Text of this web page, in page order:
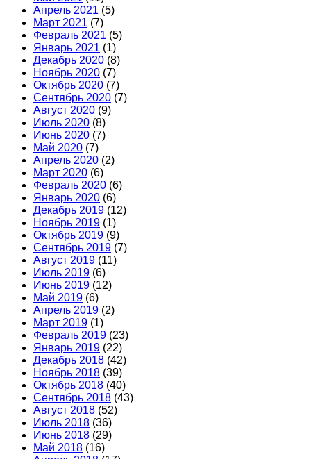
Апрель 2021 (5)
Март 2021 (7)
Февраль 2021 (5)
Январь 2021 (1)
Декабрь 2020 (8)
Ноябрь 2020 (7)
Октябрь 2020 (7)
Сентябрь 2020 (7)
Август 2020 (9)
Июль 2020 (8)
Июнь 2020 (7)
Май 2020 (7)
Апрель 2020 (2)
Март 2020 (6)
Февраль 2020 (6)
Январь 2020 (6)
Декабрь 2019 (12)
Ноябрь 2019 (1)
Октябрь 2019 (9)
Сентябрь 2019 (7)
Август 2019 (11)
Июль 2019 (6)
Июнь 2019 (12)
Май 2019 (6)
Апрель 2019 (2)
Март 2019 (1)
Февраль 2019 (23)
Январь 2019 (22)
Декабрь 2018 (42)
Ноябрь 2018 (39)
Октябрь 2018 (40)
Сентябрь 2018 (43)
Август 2018 (52)
Июль 2018 (36)
Июнь 2018 (29)
Май 2018 (16)